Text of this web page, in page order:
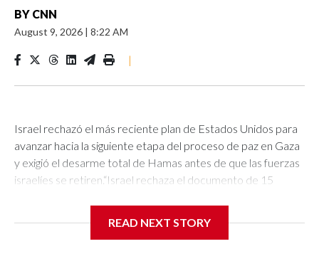
BY CNN
August 9, 2026 | 8:22 AM
|
Israel rechazó el más reciente plan de Estados Unidos para
avanzar hacia la siguiente etapa del proceso de paz en Gaza
y exigió el desarme total de Hamas antes de que las fuerzas
israelíes se retiren.“Israel rechaza el documento de 15
que el ejército israelí “no se retirará en absoluto hasta que
READ NEXT STORY